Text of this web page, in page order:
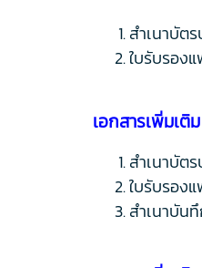
สำเนาบัต
ใบรับรอง
เอกสารเพิ่มเ
สำเนาบัต
ใบรับรอง
สำเนาบัน